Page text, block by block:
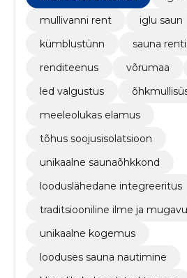
mullivanni rent
iglu saun
kümblustünn
sauna
renditeenus
võrumaa
led valgustus
meeleolukas elamus
tõhus soojusisolatsioon
unikaalne saunaõhkkond
looduslähedane integreeritus
traditsiooniline ilme ja
unikaalne kogemus
looduses sauna nautimine